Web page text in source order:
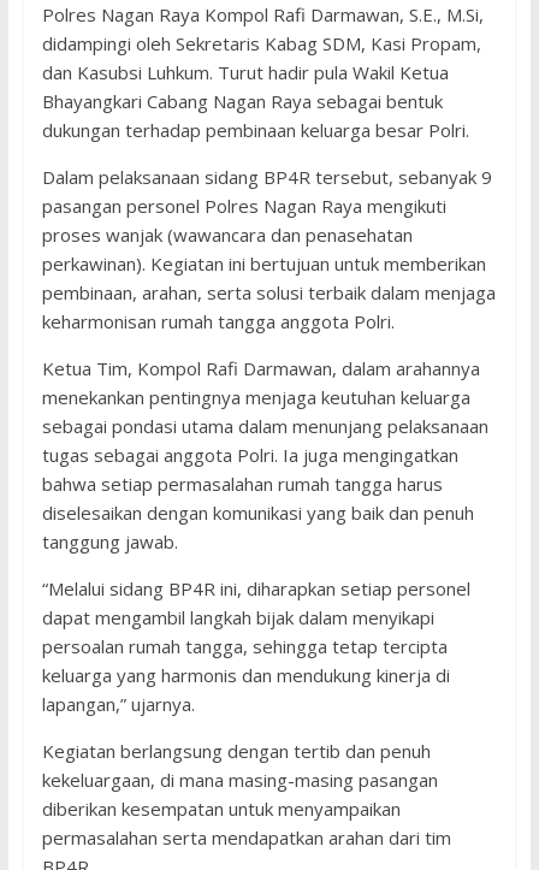
Polres Nagan Raya Kompol Rafi Darmawan, S.E., M.Si,
didampingi oleh Sekretaris Kabag SDM, Kasi Propam,
dan Kasubsi Luhkum. Turut hadir pula Wakil Ketua
Bhayangkari Cabang Nagan Raya sebagai bentuk
dukungan terhadap pembinaan keluarga besar Polri.
Dalam pelaksanaan sidang BP4R tersebut, sebanyak 9
pasangan personel Polres Nagan Raya mengikuti
proses wanjak (wawancara dan penasehatan
perkawinan). Kegiatan ini bertujuan untuk memberikan
pembinaan, arahan, serta solusi terbaik dalam menjaga
keharmonisan rumah tangga anggota Polri.
Ketua Tim, Kompol Rafi Darmawan, dalam arahannya
menekankan pentingnya menjaga keutuhan keluarga
sebagai pondasi utama dalam menunjang pelaksanaan
tugas sebagai anggota Polri. Ia juga mengingatkan
bahwa setiap permasalahan rumah tangga harus
diselesaikan dengan komunikasi yang baik dan penuh
tanggung jawab.
“Melalui sidang BP4R ini, diharapkan setiap personel
dapat mengambil langkah bijak dalam menyikapi
persoalan rumah tangga, sehingga tetap tercipta
keluarga yang harmonis dan mendukung kinerja di
lapangan,” ujarnya.
Kegiatan berlangsung dengan tertib dan penuh
kekeluargaan, di mana masing-masing pasangan
diberikan kesempatan untuk menyampaikan
permasalahan serta mendapatkan arahan dari tim